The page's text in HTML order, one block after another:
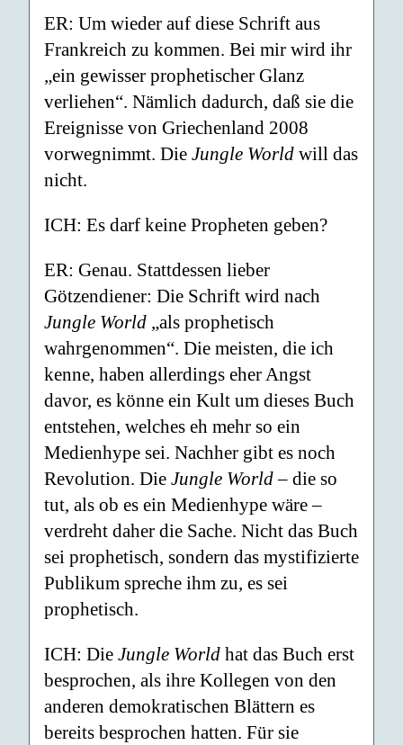
ER: Um wieder auf diese Schrift aus
Frankreich zu kommen. Bei mir wird ihr
„ein gewisser prophetischer Glanz
verliehen“. Nämlich dadurch, daß sie die
Ereignisse von Griechenland 2008
vorwegnimmt. Die Jungle World will das
nicht.
ICH: Es darf keine Propheten geben?
ER: Genau. Stattdessen lieber
Götzendiener: Die Schrift wird nach
Jungle World „als prophetisch
wahrgenommen“. Die meisten, die ich
kenne, haben allerdings eher Angst
davor, es könne ein Kult um dieses Buch
entstehen, welches eh mehr so ein
Medienhype sei. Nachher gibt es noch
Revolution. Die Jungle World– die so
tut, als ob es ein Medienhype wäre –
verdreht daher die Sache. Nicht das Buch
sei prophetisch, sondern das mystifizierte
Publikum spreche ihm zu, es sei
prophetisch.
ICH: Die Jungle World hat das Buch erst
besprochen, als ihre Kollegen von den
anderen demokratischen Blättern es
bereits besprochen hatten. Für sie